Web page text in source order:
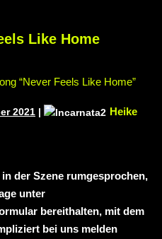
im Parkhaus Meiderich,
Warfield Within mit
Vendul und Altruist am
im ROTTSTR5-THEATER,
Like Home
“Never Feels Like Home”
2021 | Heike
der Szene rumgesprochen,
unter
bereithalten, mit dem
bei uns melden